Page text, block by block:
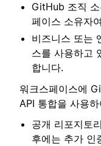
GitHub 조직
페이스 소유자
비즈니스 또는
스를 사용하고
합니다.
워크스페이스에
API 통합을 사용
공개 리포지토
후에는 추가 인